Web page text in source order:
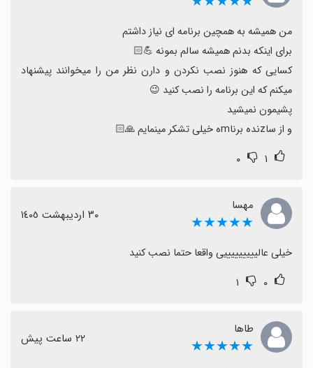
و از ساzنده برناmه خیلی تشکر مینمایم 🙏🏻
۱ ۰
مهسا
★★★★★ ٣٠ اردیبهشت ١٤٠٥
خیلی عالیییییییییی واقعا حتما نصب کنید
۰ ۱
طاها
★★★★★ ٢٢ ساعت پیش